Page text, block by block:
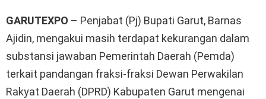
GARUTEXPO – Penjabat (Pj) Bupati Garut, Barnas
Ajidin, mengakui masih terdapat kekurangan dalam
substansi jawaban Pemerintah Daerah (Pemda)
terkait pandangan fraksi-fraksi Dewan Perwakilan
Rakyat Daerah (DPRD) Kabupaten Garut mengenai